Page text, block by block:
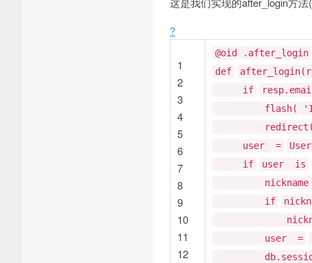
?
1
2
3
4
5
6
7
8
9
10
11
12
@oid
.after_login
def
if
flash(
user
=
if
user is
nickname
if
user
=